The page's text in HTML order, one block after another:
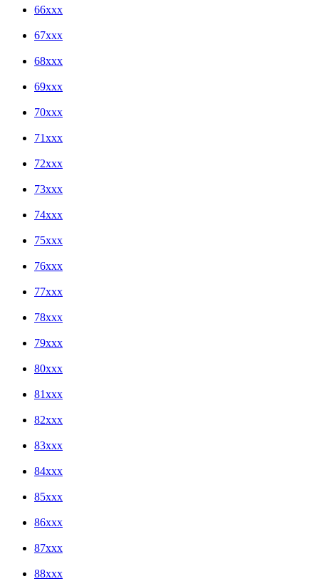
66xxx
67xxx
68xxx
69xxx
70xxx
71xxx
72xxx
73xxx
74xxx
75xxx
76xxx
77xxx
78xxx
79xxx
80xxx
81xxx
82xxx
83xxx
84xxx
85xxx
86xxx
87xxx
88xxx